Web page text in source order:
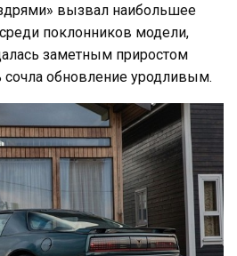
вызвал наибольшее
поклонников модели,
заметным приростом
сочла обновление уродливым.